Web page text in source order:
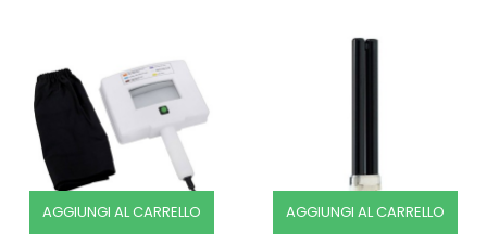
AGGIUNGI AL CARRELLO AGGIUNGI AL CARRELLO